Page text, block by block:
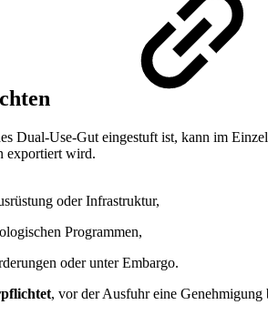
Dual-Use-Gut eingestuft ist, kann im
exportiert wird.
oder Infrastruktur,
Programmen,
oder unter Embargo.
, vor der Ausfuhr eine